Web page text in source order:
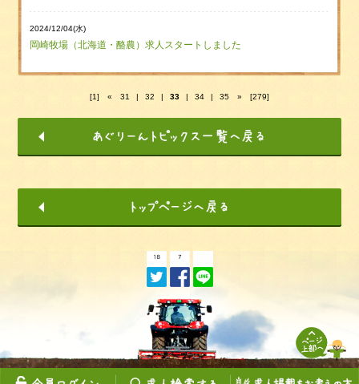
2024/12/04(水)
岡崎牧場（北海道・酪農）求人スタートしました
[1] « 31 32 33 34 35 » [279]